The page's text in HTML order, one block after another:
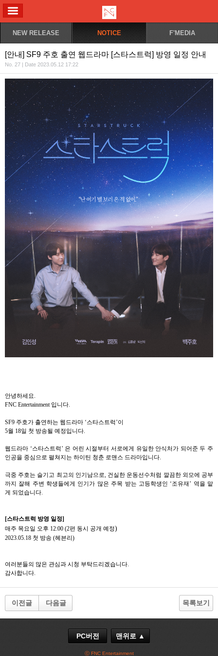
NEW RELEASE NOTICE F'MEDIA
[안내] SF9 주호 출연 웹드라마 [스타스트럭] 방영 일정 안내
No. 27 | Date 2023.05.12 17:22
안녕하세요
FNC Entertainment 입니다
SF9 주호가 출연하는 웹드라마 ‘스타스트럭’이
5월 18일 첫 방송될 예정입니다
웹드라마 ‘스타스트럭’ 은 어린 시절부터 서로에게 유일한 안식처가 되어준 두 주
인공을 중심으로 펼쳐지는 하이틴 청춘 로맨스 드라마입니다
극중 주호는 슬기고 최고의 인기남으로
건실한 운동선수처럼 깔끔한 외모에 공부
까지 잘해 주변 학생들에게 인기가 많은 주목 받는 고등학생인 ‘조유재’ 역을 맡
게 되었습니다
[스타스트럭 방영 일정]
매주 목요일 오후 12:00 (2편 동시 공개 예정)
2023.05.18 첫 방송 (헤븐리)
여러분들의 많은 관심과 시청 부탁드리겠습니다
감사합니다
이전글 다음글 목록보기
PC버전 맨위로 ▲
ⓒ FNC Entertainment